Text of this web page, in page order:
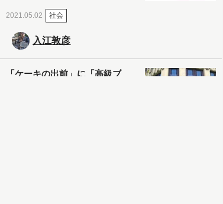
2021.05.02 社会
入江敦彦
「ケーキの出前」に「高級ブ